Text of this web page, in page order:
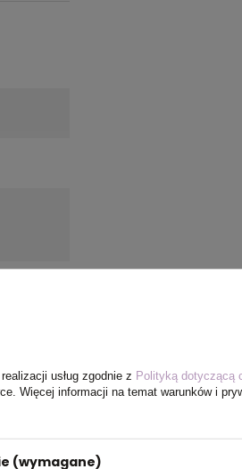
usług zgodnie z Polityką dotyczącą
Więcej informacji na temat warunków i
(wymagane)